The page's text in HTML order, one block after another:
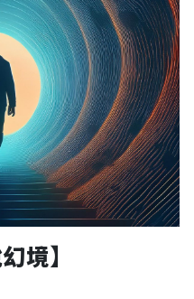
境】